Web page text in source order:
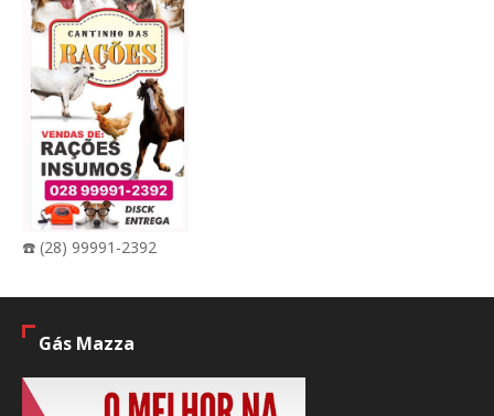
☎️ (28) 99991-2392
Gás Mazza